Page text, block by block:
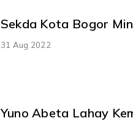
Sekda Kota Bogor
31 Aug 2022
Yuno Abeta Lahay